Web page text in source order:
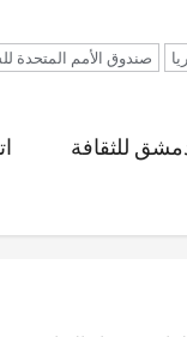
صندوق الأمم المتحدة
للثقافة